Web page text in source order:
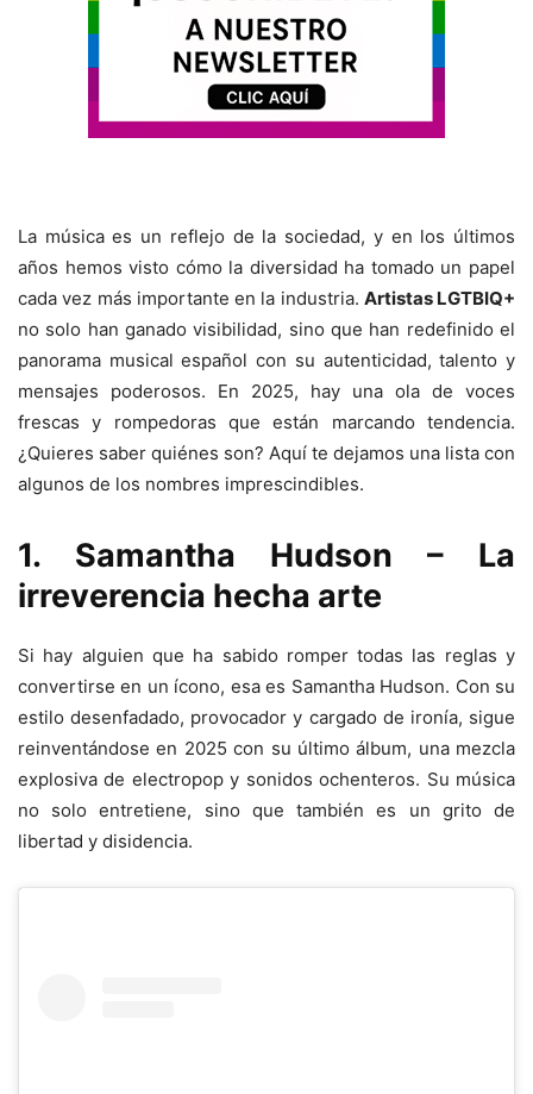
La música es un reflejo de la sociedad, y en los últimos
años hemos visto cómo la diversidad ha tomado un papel
cada vez más importante en la industria. Artistas LGTBIQ+
no solo han ganado visibilidad, sino que han redefinido el
panorama musical español con su autenticidad, talento y
mensajes poderosos. En 2025, hay una ola de voces
frescas y rompedoras que están marcando tendencia.
¿Quieres saber quiénes son? Aquí te dejamos una lista con
algunos de los nombres imprescindibles.
1. Samantha Hudson – La
irreverencia hecha arte
Si hay alguien que ha sabido romper todas las reglas y
convertirse en un ícono, esa es Samantha Hudson. Con su
estilo desenfadado, provocador y cargado de ironía, sigue
reinventándose en 2025 con su último álbum, una mezcla
explosiva de electropop y sonidos ochenteros. Su música
no solo entretiene, sino que también es un grito de
libertad y disidencia.